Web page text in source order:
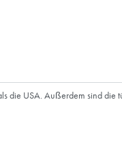
und die Türkei
und -land